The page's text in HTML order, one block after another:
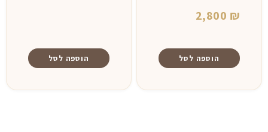
2,800 ₪
הוספה לסל הוספה לסל